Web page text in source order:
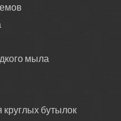
мыла
бутылок